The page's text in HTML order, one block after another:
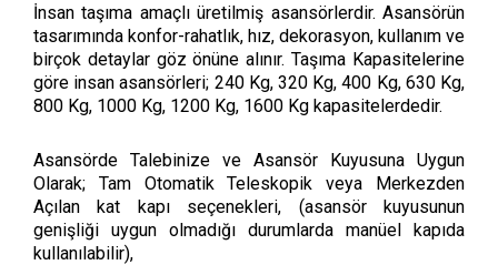
İnsan taşıma amaçlı üretilmiş asansörlerdir. Asansörün
tasarımında konfor-rahatlık, hız, dekorasyon, kullanım ve
birçok detaylar göz önüne alınır. Taşıma Kapasitelerine
göre insan asansörleri; 240 Kg, 320 Kg, 400 Kg, 630 Kg,
800 Kg, 1000 Kg, 1200 Kg, 1600 Kg kapasitelerdedir.
Asansörde Talebinize ve Asansör Kuyusuna Uygun
Olarak; Tam Otomatik Teleskopik veya Merkezden
Açılan kat kapı seçenekleri, (asansör kuyusunun
genişliği uygun olmadığı durumlarda manüel kapıda
kullanılabilir),